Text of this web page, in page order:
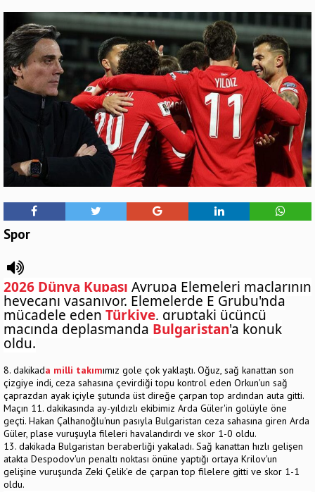
Spor
2026 Dünya Kupası Avrupa Elemeleri maçlarının
heyecanı yaşanıyor. Elemelerde E Grubu'nda
mücadele eden Türkiye, gruptaki üçüncü
maçında deplasmanda Bulgaristan'a konuk
oldu.
8. dakikada milli takımımız gole çok yaklaştı. Oğuz, sağ kanattan son
çizgiye indi, ceza sahasına çevirdiği topu kontrol eden Orkun'un sağ
çaprazdan ayak içiyle şutunda üst direğe çarpan top ardından auta gitti.
Maçın 11. dakikasında ay-yıldızlı ekibimiz Arda Güler'in golüyle öne
geçti. Hakan Çalhanoğlu'nun pasıyla Bulgaristan ceza sahasına giren Arda
Güler, plase vuruşuyla fileleri havalandırdı ve skor 1-0 oldu.
13. dakikada Bulgaristan beraberliği yakaladı. Sağ kanattan hızlı gelişen
atakta Despodov'un penaltı noktası önüne yaptığı ortaya Krilov'un
gelişine vuruşunda Zeki Çelik'e de çarpan top filelere gitti ve skor 1-1
oldu.